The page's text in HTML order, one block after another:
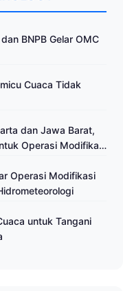
BNPB Gelar OMC
Cuaca Tidak
dan Jawa Barat,
Operasi Modifikasi
Operasi Modifikasi
untuk Tangani